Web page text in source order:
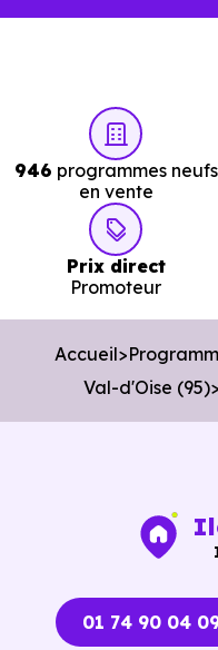
immédiate à
disponibles.
Nos conseillers vous
Cibler les bons
Éviter les annonces
Avancer
L’objectif est de vous
Vous pouvez consulter
immobiliers neufs à
946 programmes neufs
en vente
Prix direct
Promoteur
Accueil
Val-d'Oise (95)
01 74 90 04